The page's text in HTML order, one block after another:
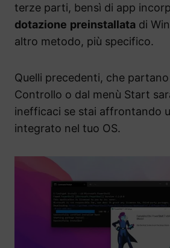
terze parti, bensì di app
dotazione preinstallata di
altro metodo, più specifico.
Quelli precedenti, che
Controllo o dal menù Start
inefficaci se stai affrontando
integrato nel tuo OS.